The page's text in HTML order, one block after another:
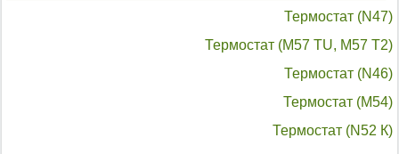
Термостат (N47)
Термостат (M57 TU, M57 Т2)
Термостат (N46)
Термостат (М54)
Термостат (N52 К)